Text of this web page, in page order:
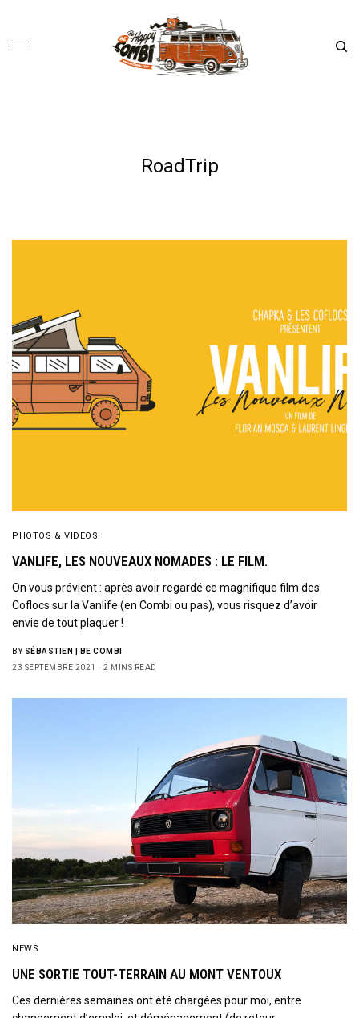
RoadTrip
PHOTOS & VIDEOS
VANLIFE, LES NOUVEAUX NOMADES : LE FILM.
On vous prévient : après avoir regardé ce magnifique film des
Coflocs sur la Vanlife (en Combi ou pas), vous risquez d’avoir
envie de tout plaquer !
BY SÉBASTIEN | BE COMBI
23 SEPTEMBRE 2021
2 MINS READ
NEWS
UNE SORTIE TOUT-TERRAIN AU MONT VENTOUX
Ces dernières semaines ont été chargées pour moi, entre